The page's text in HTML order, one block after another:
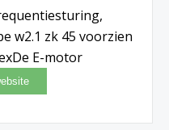
w2.1 zk 45 voorzien
E-motor